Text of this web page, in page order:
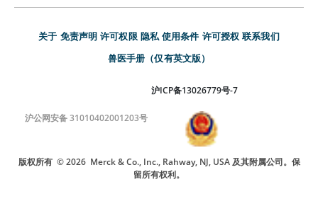
关于 免责声明 许可权限 隐私 使用条件 许可授权 联系我们
兽医手册（仅有英文版）
沪ICP备13026779号-7
沪公网安备 31010402001203号
版权所有 © 2026 Merck & Co., Inc., Rahway, NJ, USA 及其附属公司。保
留所有权利。